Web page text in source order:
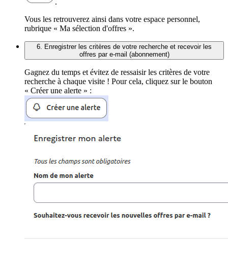
.
Vous les retrouverez ainsi dans votre espace personnel,
rubrique « Ma sélection d'offres ».
6. Enregistrer les critères de votre recherche et recevoir les
offres par e-mail (abonnement)
Gagnez du temps et évitez de ressaisir les critères de votre
recherche à chaque visite ! Pour cela, cliquez sur le bouton
« Créer une alerte » :